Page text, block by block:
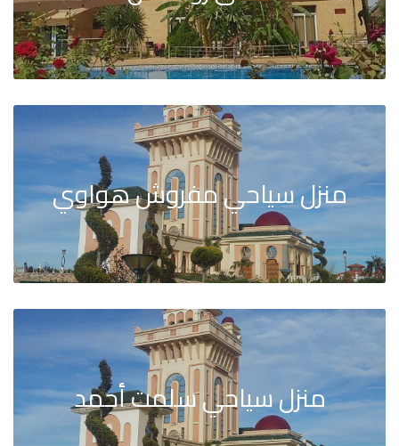
منزل سياحي مفروش هواوي
منزل سياحي سلمت أحمد